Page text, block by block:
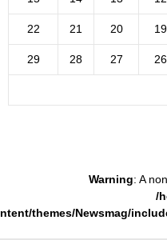
19
20
21
22
26
27
28
29
Warning: A
/
themes/Newsmag/